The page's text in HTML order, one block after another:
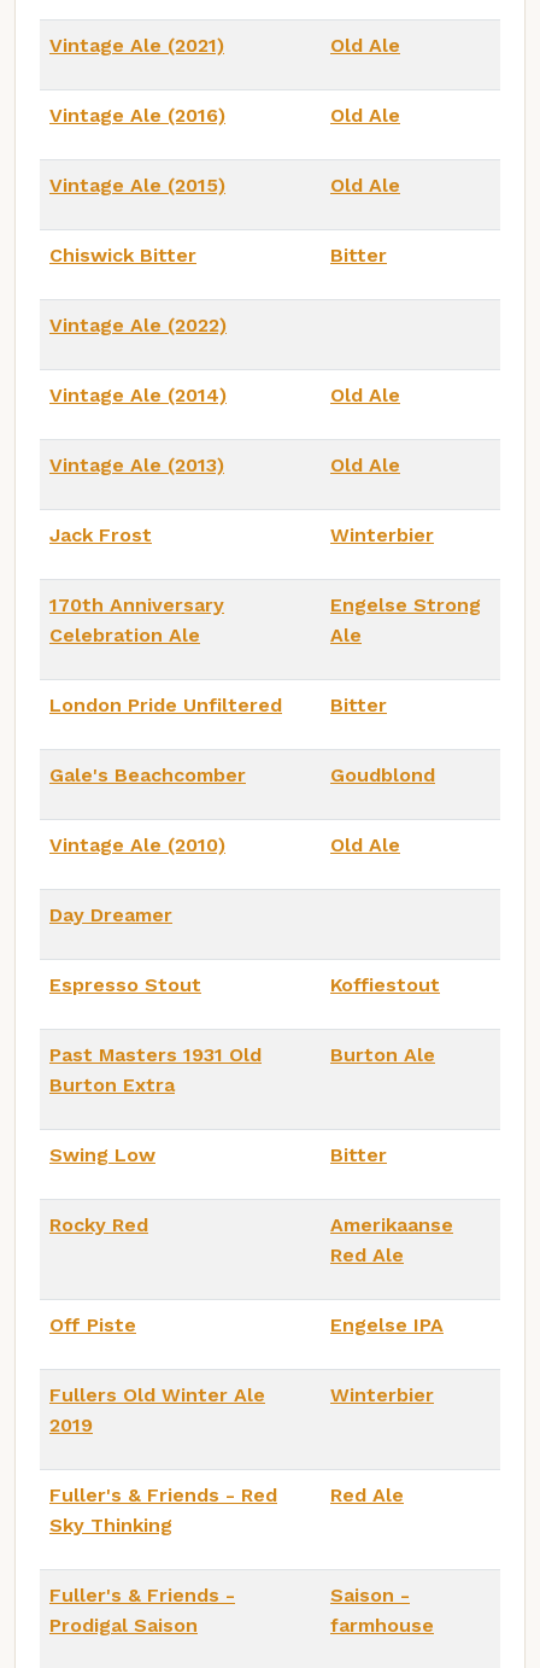
Vintage Ale (2021) Old Ale
Vintage Ale (2016) Old Ale
Vintage Ale (2015) Old Ale
Chiswick Bitter Bitter
Vintage Ale (2022)
Vintage Ale (2014) Old Ale
Vintage Ale (2013) Old Ale
Jack Frost Winterbier
170th Anniversary
Celebration Ale
Engelse Strong
Ale
London Pride Unfiltered Bitter
Gale's Beachcomber Goudblond
Vintage Ale (2010) Old Ale
Day Dreamer
Espresso Stout Koffiestout
Past Masters 1931 Old
Burton Extra
Burton Ale
Swing Low Bitter
Rocky Red
Amerikaanse
Red Ale
Off Piste Engelse IPA
Fullers Old Winter Ale
2019
Winterbier
Fuller's & Friends - Red
Sky Thinking
Red Ale
Fuller's & Friends -
Prodigal Saison
Saison -
farmhouse